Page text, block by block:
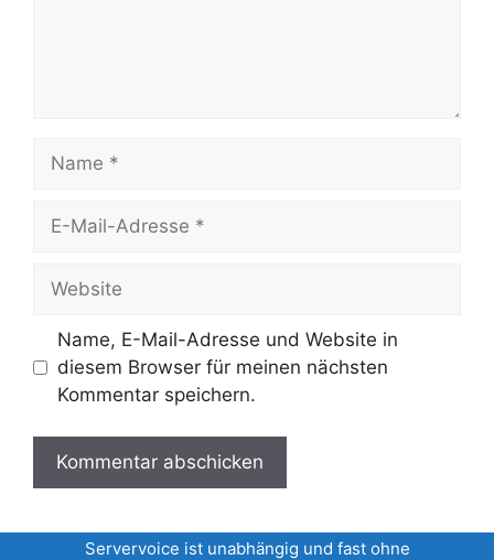
Mail-
Name, E-Mail-Adresse und Website in
diesem Browser für meinen nächsten
Kommentar speichern.
Servervoice ist unabhängig und fast ohne